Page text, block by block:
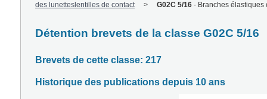
des lunetteslentilles de contact
G02C 5/16 - Branches
Détention brevets de la classe G02C 5/16
Brevets de cette classe: 217
Historique des publications depuis 10 ans